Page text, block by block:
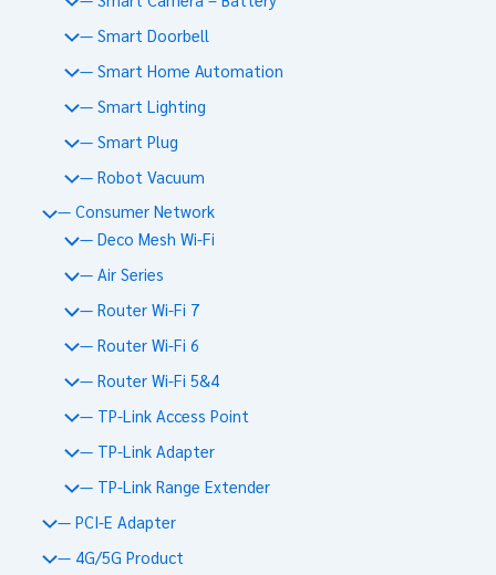
— Smart Doorbell
— Smart Home Automation
— Smart Lighting
— Smart Plug
— Robot Vacuum
— Consumer Network
— Deco Mesh Wi-Fi
— Air Series
— Router Wi-Fi 7
— Router Wi-Fi 6
— Router Wi-Fi 5&4
— TP-Link Access Point
— TP-Link Adapter
— TP-Link Range Extender
— PCI-E Adapter
— 4G/5G Product